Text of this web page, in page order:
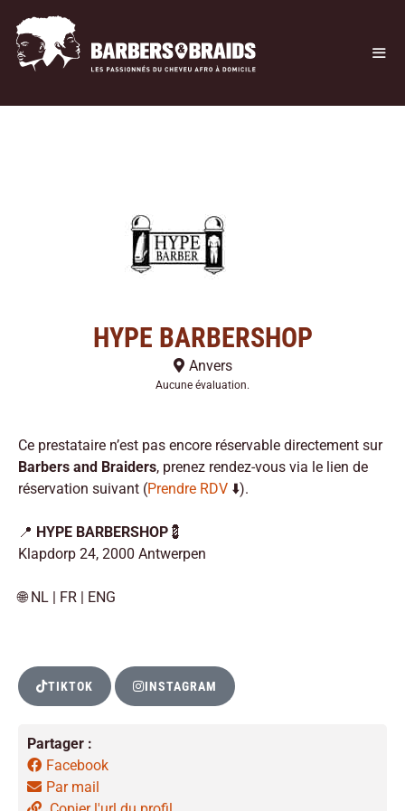
HYPE BARBERSHOP
Anvers
Aucune évaluation.
Ce prestataire n’est pas encore réservable directement sur
Barbers and Braiders, prenez rendez-vous via le lien de
réservation suivant (Prendre RDV ⬇️).
📍 HYPE BARBERSHOP 💈
Klapdorp 24, 2000 Antwerpen
🌐 NL | FR | ENG
TIKTOK INSTAGRAM
Partager :
Facebook
Par mail